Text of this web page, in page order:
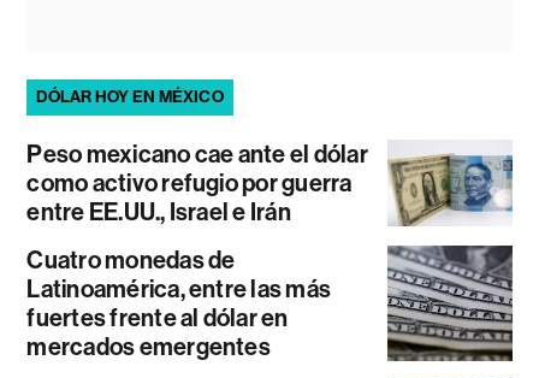
DÓLAR HOY EN MÉXICO
Peso mexicano cae ante el dólar
como activo refugio por guerra
entre EE.UU., Israel e Irán
Cuatro monedas de
Latinoamérica, entre las más
fuertes frente al dólar en
mercados emergentes